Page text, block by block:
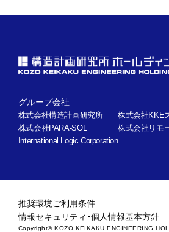
グループ会社
株式会社構造計画研究所
株式会社KKE
株式会社PARA-SOL
株式会社リモ
International Logic Corporation
推奨環境ご利用条件
情報セキュリティ・個人情報基本方針
Copyright© KOZO KEIKAKU ENGINEERING